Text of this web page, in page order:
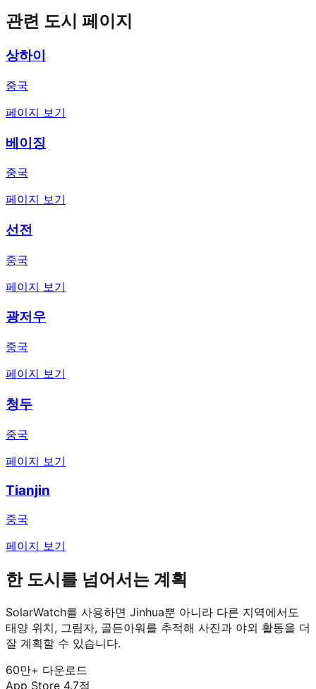
관련 도시 페이지
상하이
중국
페이지 보기
베이징
중국
페이지 보기
선전
중국
페이지 보기
광저우
중국
페이지 보기
청두
중국
페이지 보기
Tianjin
중국
페이지 보기
한 도시를 넘어서는 계획
SolarWatch를 사용하면 Jinhua뿐 아니라 다른 지역에서도
태양 위치, 그림자, 골든아워를 추적해 사진과 야외 활동을 더
잘 계획할 수 있습니다.
60만+ 다운로드
App Store 4.7점